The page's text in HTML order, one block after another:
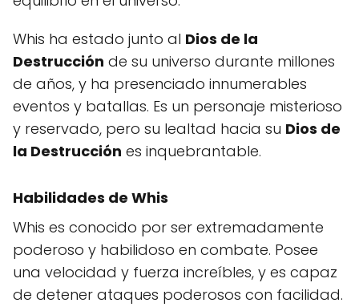
Whis ha estado junto al Dios de la
Destrucción de su universo durante millones
de años, y ha presenciado innumerables
eventos y batallas. Es un personaje misterioso
y reservado, pero su lealtad hacia su Dios de
la Destrucción es inquebrantable.
Habilidades de Whis
Whis es conocido por ser extremadamente
poderoso y habilidoso en combate. Posee
una velocidad y fuerza increíbles, y es capaz
de detener ataques poderosos con facilidad.